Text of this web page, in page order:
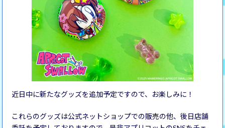
近日中に新たなグッズを追加予定ですので、お楽しみに！
これらのグッズは公式ネットショップでの販売の他、後日店舗